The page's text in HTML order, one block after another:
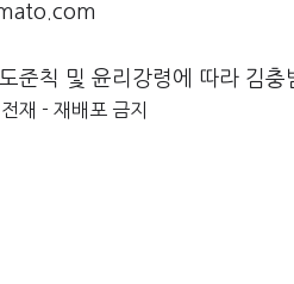
준칙 및 윤리강령에 따라 김
재 - 재배포 금지